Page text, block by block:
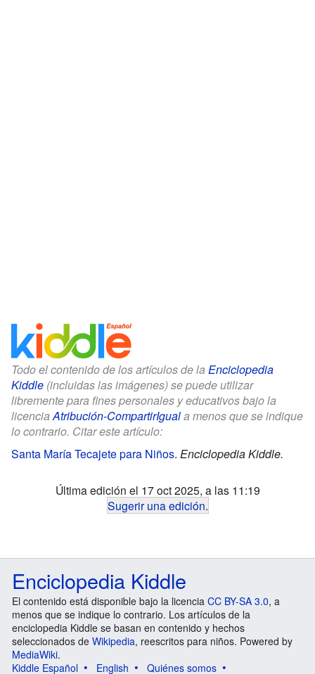
Todo el contenido de los artículos de la Enciclopedia
Kiddle (incluidas las imágenes) se puede utilizar
libremente para fines personales y educativos bajo la
licenciaAtribución-CompartirIguala menos que se indique
lo contrario. Citar este artículo:
Santa María Tecajete para Niños. Enciclopedia Kiddle.
Última edición el 17 oct 2025, a las 11:19
Sugerir una edición.
Enciclopedia Kiddle
El contenido está disponible bajo la licencia CC BY-SA 3.0, a
menos que se indique lo contrario. Los artículos de la
enciclopedia Kiddle se basan en contenido y hechos
seleccionados de Wikipedia, reescritos para niños. Powered by
MediaWiki.
Kiddle Español
English Quiénes somos